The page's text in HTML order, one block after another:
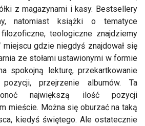
z magazynami i kasy. Bestsellery
natomiast książki o tematyce
filozoficzne, teologiczne znajdziemy
miejscu gdzie niegdyś znajdował się
ze stołami ustawionymi w formie
spokojną lekturę, przekartkowanie
przejrzenie albumów. Ta
największą ilość pozycji
mieście. Można się oburzać na taką
kiedyś świętego. Ale ostatecznie